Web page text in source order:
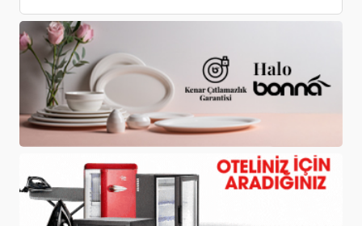
Korkmaz, GIA-Global İnovasyon Ödülü’nü aldı
Travelata: Bu yazın en pahalı tatili Moskova’dan
Belek’e